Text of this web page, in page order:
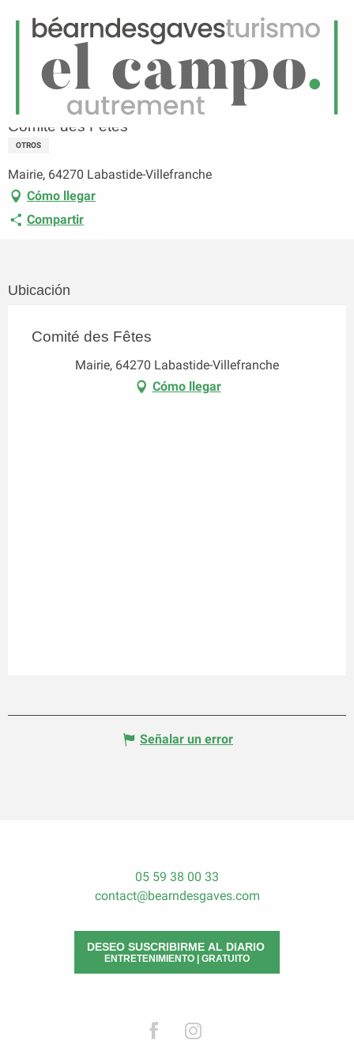
Menú
Página principal Comité des Fêtes
Comité des Fêtes
OTROS
Mairie, 64270 Labastide-Villefranche
Cómo llegar
Compartir
Ubicación
Comité des Fêtes
Mairie, 64270 Labastide-Villefranche
Cómo llegar
Señalar un error
05 59 38 00 33
contact@bearndesgaves.com
DESEO SUSCRIBIRME AL DIARIO
ENTRETENIMIENTO | GRATUITO